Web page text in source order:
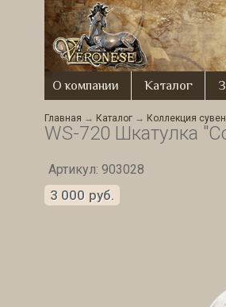
О компании Каталог
Главная → Каталог → Коллекция
WS-720 Шкатулка
Артикул: 903028
3 000 руб.